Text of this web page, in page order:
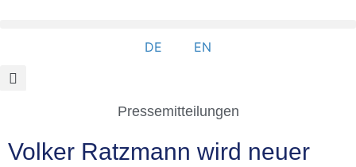
DE EN
Pressemitteilungen
Volker Ratzmann wird neuer